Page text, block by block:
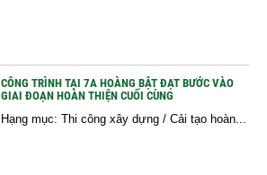
CÔNG TRÌNH TẠI 7A HOÀNG BẬT ĐẠT BƯỚC VÀO
GIAI ĐOẠN HOÀN THIỆN CUỐI CÙNG
Hạng mục: Thi công xây dựng / Cải tạo hoàn...